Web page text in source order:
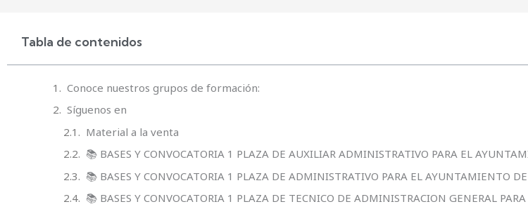
Tabla de contenidos
Conoce nuestros grupos de formación:
Síguenos en
Material a la venta
📚 BASES Y CONVOCATORIA 1 PLAZA DE AUXILIAR ADMINISTRATIVO PARA EL
📚 BASES Y CONVOCATORIA 1 PLAZA DE ADMINISTRATIVO PARA EL AYUNTAMIENTO
📚 BASES Y CONVOCATORIA 1 PLAZA DE TECNICO DE ADMINISTRACION GENERAL